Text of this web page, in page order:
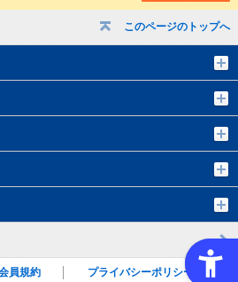
このページのトップへ
員規約 プライバシーポリシー